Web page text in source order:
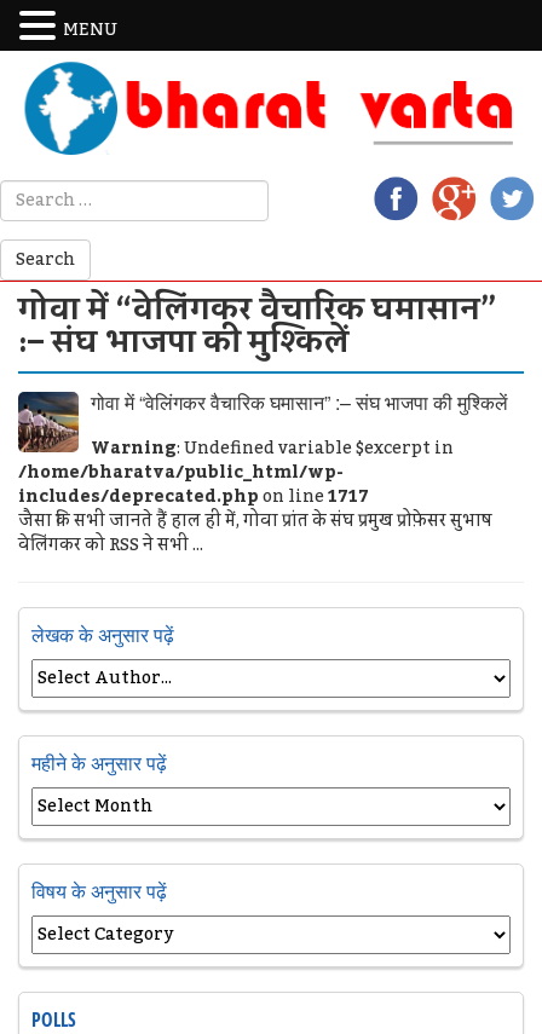
गोवा में “वेलिंगकर वैचारिक घमासान”
:– संघ भाजपा की मुश्किलें
गोवा में “वेलिंगकर वैचारिक घमासान” :– संघ भाजपा की मुश्किलें
Warning: Undefined variable $excerpt in
/home/bharatva/public_html/wp-
includes/deprecated.phpon line1717
जैसा कि सभी जानते हैं हाल ही में, गोवा प्रांत के संघ प्रमुख प्रोफ़ेसर सुभाष
वेलिंगकर को RSS ने सभी ...
लेखक के अनुसार पढ़ें
महीने के अनुसार पढ़ें
विषय के अनुसार पढ़ें
POLLS
MENU